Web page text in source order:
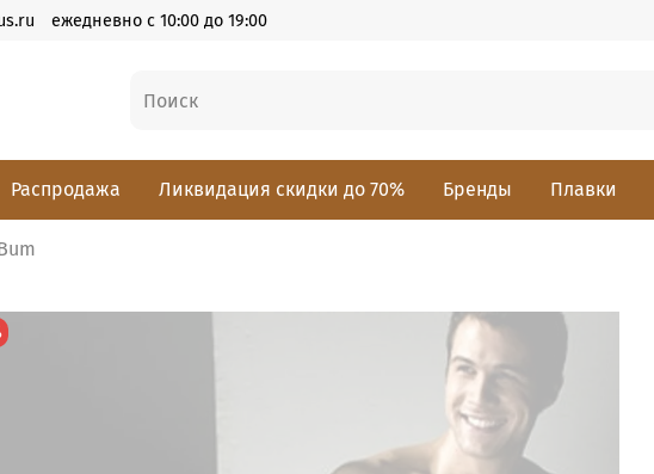
ежедневно с 10:00 до 19:00
Распродажа Ликвидация скидки до 70% Бренды Плавки